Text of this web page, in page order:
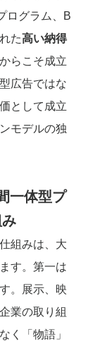
ログラム、B
た高い納得
らこそ成立
広告ではな
として成立
モデルの独
一体型プ
組みは、大
す。第一は
。展示、映
業の取り組
く「物語」